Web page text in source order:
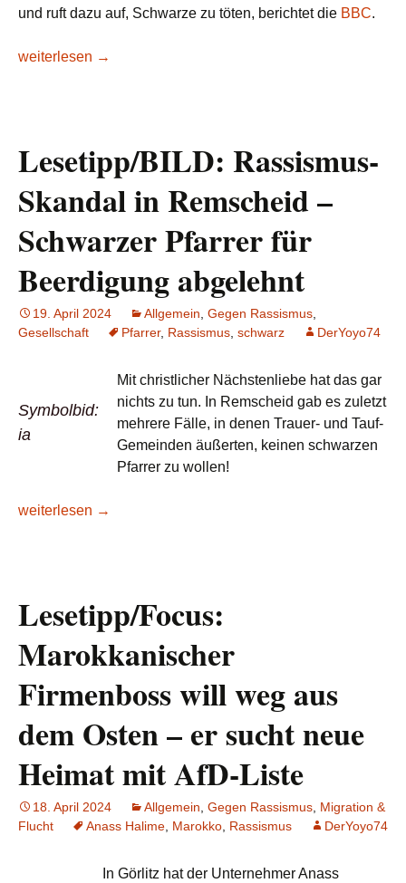
und ruft dazu auf, Schwarze zu töten, berichtet die BBC.
Südafrikanischer Abgeordneter wegen rassistischer
weiterlesen →
Lesetipp/BILD: Rassismus-
Skandal in Remscheid –
Schwarzer Pfarrer für
Beerdigung abgelehnt
19. April 2024 Allgemein Gegen Rassismus
Gesellschaft
Pfarrer, Rassismus schwarz DerYoyo74
Symbolbid:
ia
Mit christlicher Nächstenliebe hat das gar
nichts zu tun. In Remscheid gab es zuletzt
mehrere Fälle, in denen Trauer- und Tauf-
Gemeinden äußerten, keinen schwarzen
Pfarrer zu wollen!
Lesetipp/BILD: Rassismus-Skandal in Remscheid –
weiterlesen →
Lesetipp/Focus:
Marokkanischer
Firmenboss will weg aus
dem Osten – er sucht neue
Heimat mit AfD-Liste
18. April 2024 Allgemein Gegen Rassismus Migration &
Flucht
Anass Halime Marokko Rassismus DerYoyo74
In Görlitz hat der Unternehmer Anass